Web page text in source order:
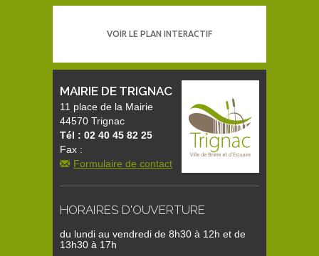
VOIR LE PLAN INTERACTIF
MAIRIE DE TRIGNAC
11 place de la Mairie
44570 Trignac
Tél : 02 40 45 82 25
Fax :
Formulaire de contact
HORAIRES D'OUVERTURE
du lundi au vendredi de 8h30 à 12h et de
13h30 à 17h